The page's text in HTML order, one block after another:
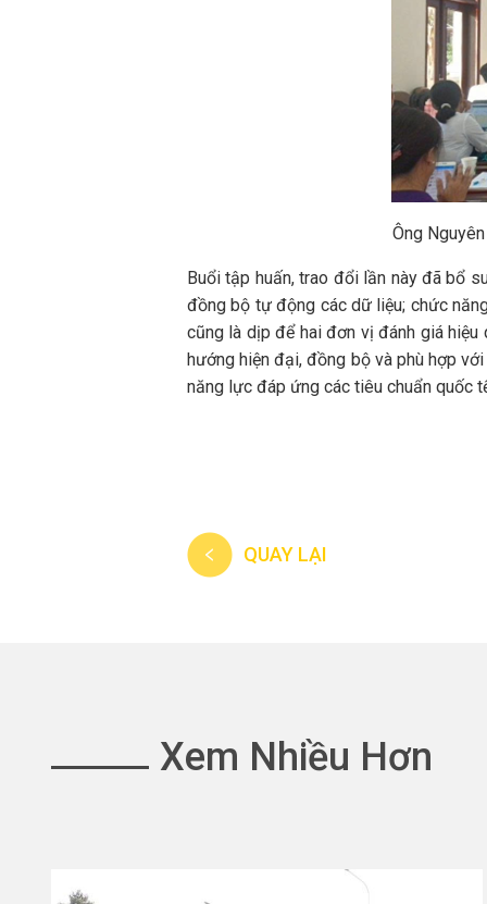
Ông
Buổi tập huấn, trao đổi lần này đã bổ
đồng bộ tự động các dữ liệu; chức
cũng là dịp để hai đơn vị đánh giá
hướng hiện đại, đồng bộ và phù hợp
năng lực đáp ứng các tiêu chuẩn quốc
QUAY LẠI
Xem Nhiều Hơn